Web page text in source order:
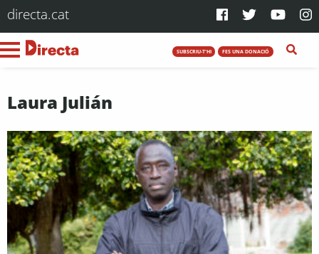
directa.cat
SUBSCRIU-T'HI FES UNA DONACIÓ
Laura Julián